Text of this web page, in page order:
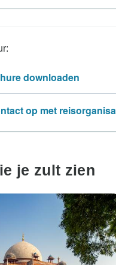
downloaden
op met
je zult zien